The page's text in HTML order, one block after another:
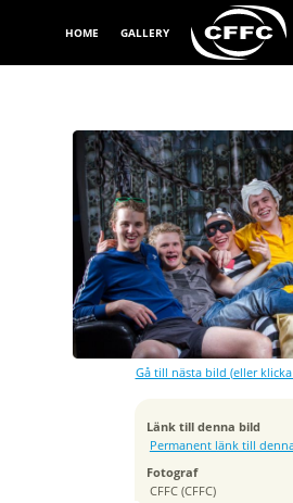
HOME GALLERY
Gå till nästa bild (eller
Länk till denna bild
Permanent länk till
Fotograf
CFFC (CFFC)
Exponeringstid
1/160 sek
Bländare
f/7.1
Kamera
Canon EOS 7D
Tagen
ISO
100
Brännvidd
28 mm